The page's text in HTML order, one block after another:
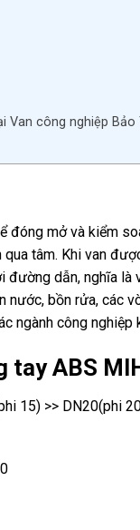
Van công nghiệp Bảo
đóng mở và kiểm
tâm. Khi van
đường dẫn, nghĩa
bồn rửa, các
ngành công nghiệp
tay ABS
15) >> DN20(phi